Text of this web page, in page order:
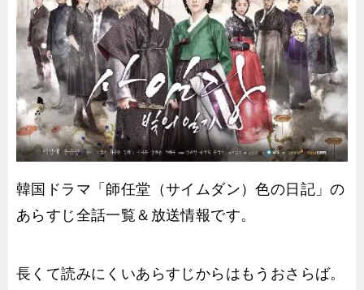
韓国ドラマ「師任堂（サイムダン）色の日記」の
あらすじ全話一覧＆放送情報です。
長くて読みにくいあらすじからはもうおさらば。